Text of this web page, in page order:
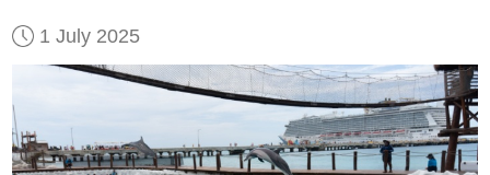
1 July 2025